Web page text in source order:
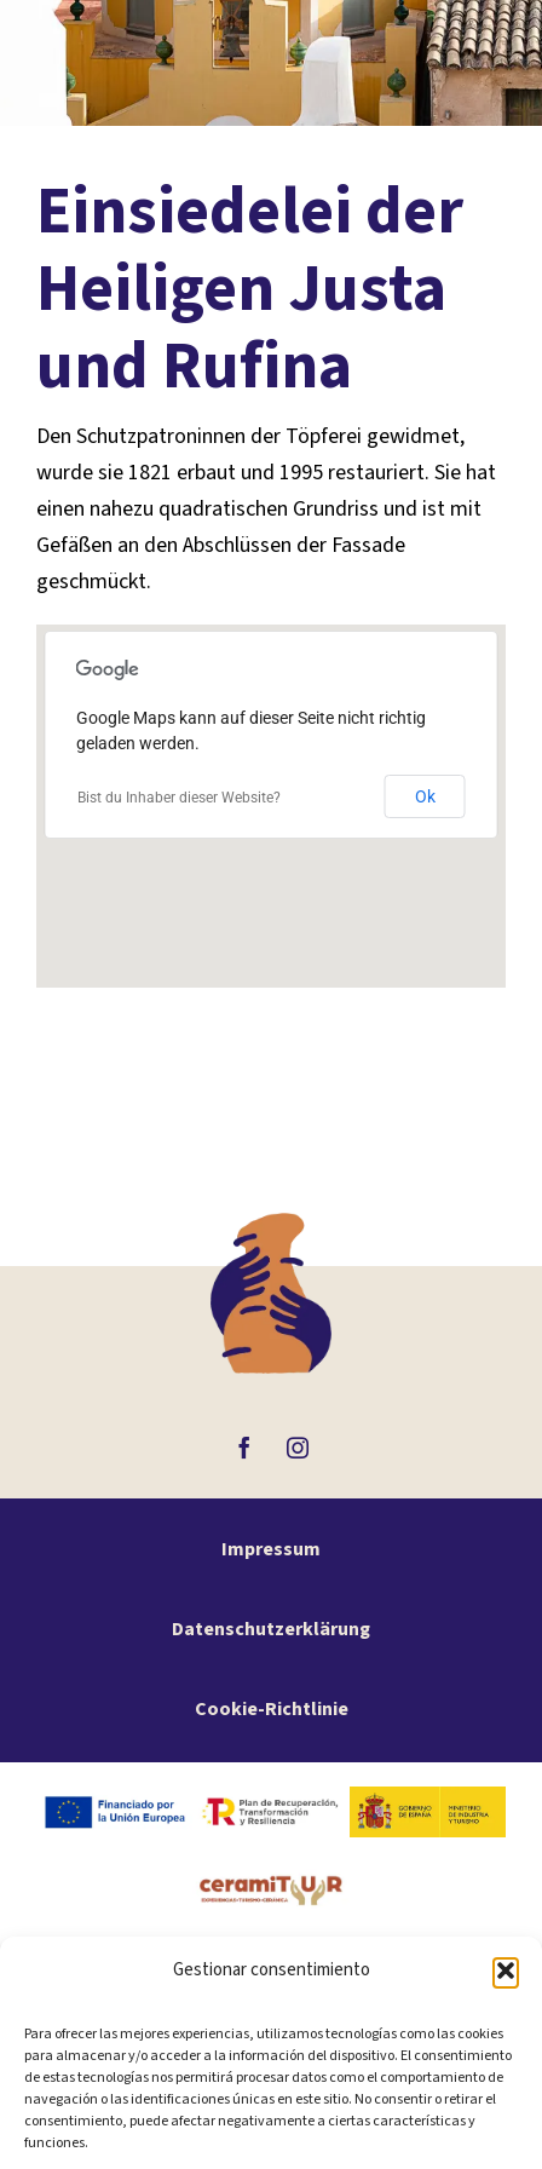
Gestionar consentimiento
Para ofrecer las mejores experiencias, utilizamos tecnologías como las cookies
para almacenar y/o acceder a la información del dispositivo. El consentimiento
de estas tecnologías nos permitirá procesar datos como el comportamiento de
navegación o las identificaciones únicas en este sitio. No consentir o retirar el
consentimiento, puede afectar negativamente a ciertas características y
funciones.
Einsiedelei der
Heiligen Justa
und Rufina
Den Schutzpatroninnen der Töpferei gewidmet,
wurde sie 1821 erbaut und 1995 restauriert. Sie hat
einen nahezu quadratischen Grundriss und ist mit
Gefäßen an den Abschlüssen der Fassade
geschmückt.
Google Maps kann auf dieser Seite nicht richtig
geladen werden.
Bist du Inhaber dieser Website? Ok
Impressum
Datenschutzerklärung
Cookie-Richtlinie